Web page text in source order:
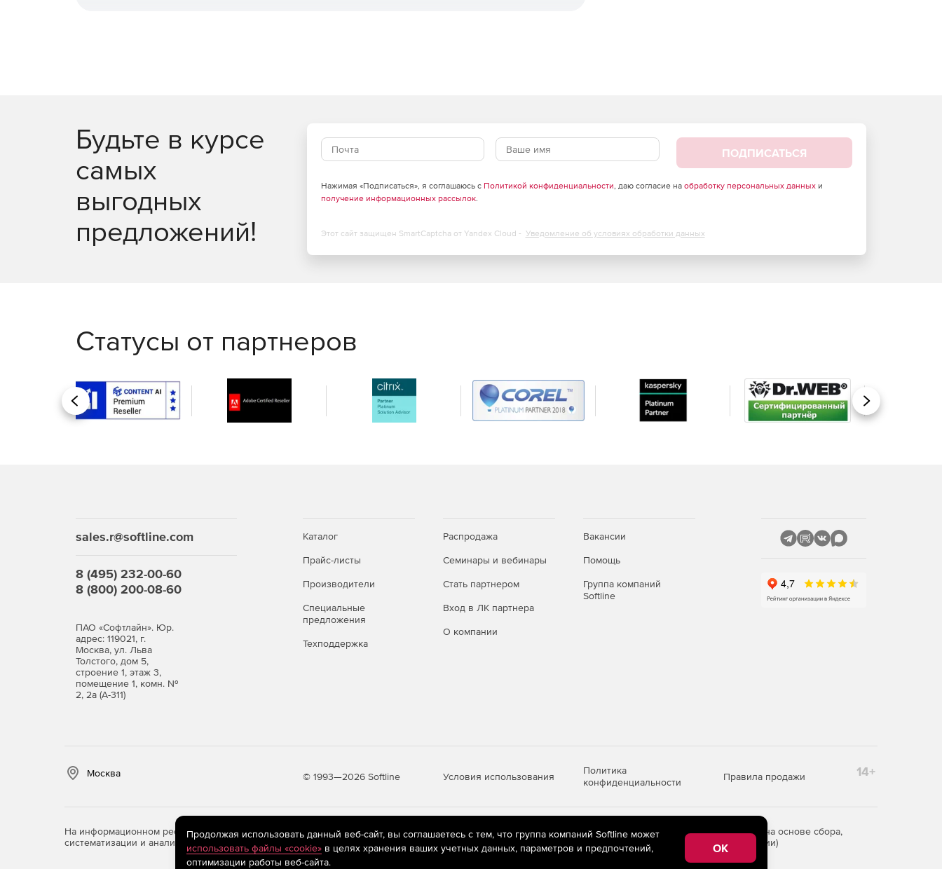
Будьте в курсе
самых
выгодных
предложений!
ПОДПИСАТЬСЯ
Нажимая «Подписаться», я соглашаюсь с Политикой конфиденциальности, даю согласие на обработку персональных данныхи
получение информационных рассылок.
Этот сайт защищен SmartCaptcha от Yandex Cloud - Уведомление об условиях обработки данных
Статусы от партнеров
Назад Вперед
sales.r@softline.com
8 (495) 232-00-60
8 (800) 200-08-60
ПАО «Софтлайн». Юр.
адрес: 119021, г.
Москва, ул. Льва
Толстого, дом 5,
строение 1, этаж 3,
помещение 1, комн. №
2, 2а (А-311)
Каталог
Прайс-листы
Производители
Специальные
предложения
Техподдержка
Распродажа
Семинары и вебинары
Стать партнером
Вход в ЛК партнера
О компании
Вакансии
Помощь
Группа компаний
Softline
Москва © 1993—2026 Softline Условия использования
Политика
конфиденциальности
Правила продажи 14+
На информационном ресурсе store.softline.ru применяютсярекомендательные технологии(информационные технологии предоставления информации на основе сбора,
систематизации и анализа сведений, относящихся к предпочтениям пользователей сети «Интернет», находящихся на территории Российской Федерации)
Продолжая использовать данный веб-сайт, вы соглашаетесь с тем, что группа компаний Softline может
использовать файлы «cookie»в целях хранения ваших учетных данных, параметров и предпочтений,
оптимизации работы веб-сайта.
OK